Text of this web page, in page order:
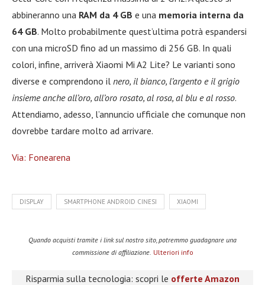
abbineranno una RAM da 4 GB e una memoria interna da
64 GB. Molto probabilmente quest’ultima potrà espandersi
con una microSD fino ad un massimo di 256 GB. In quali
colori, infine, arriverà Xiaomi Mi A2 Lite? Le varianti sono
diverse e comprendono il nero, il bianco, l’argento e il grigio
insieme anche all’oro, all’oro rosato, al rosa, al blu e al rosso.
Attendiamo, adesso, l’annuncio ufficiale che comunque non
dovrebbe tardare molto ad arrivare.
Via: Fonearena
DISPLAY SMARTPHONE ANDROID CINESI XIAOMI
Quando acquisti tramite i link sul nostro sito, potremmo guadagnare una
commissione di affiliazione. Ulteriori info
Risparmia sulla tecnologia: scopri le offerte Amazon